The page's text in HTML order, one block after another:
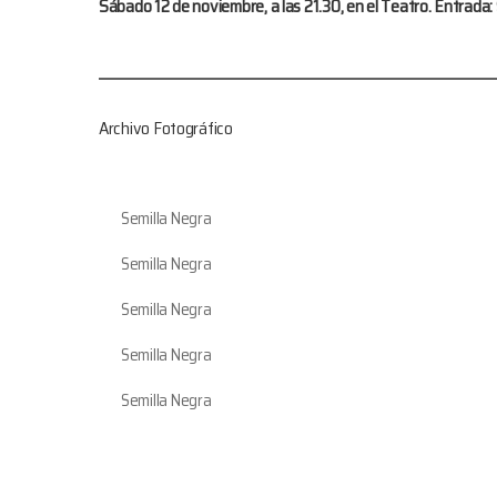
Sábado 12 de noviembre, a las 21.30, en el Teatro. Entrada:
Archivo Fotográfico
Semilla Negra
Semilla Negra
Semilla Negra
Semilla Negra
Semilla Negra